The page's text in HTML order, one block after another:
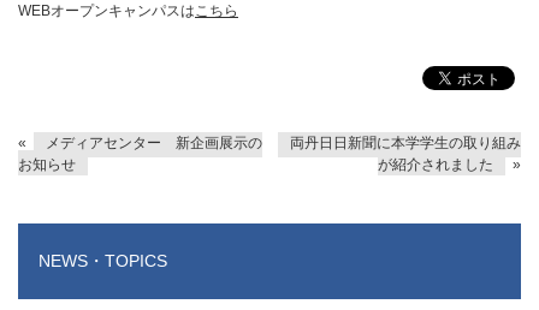
WEBオープンキャンパスはこちら
«
メディアセンター 新企画展示の
お知らせ
両丹日日新聞に本学学生の取り組み
が紹介されました
»
NEWS・TOPICS